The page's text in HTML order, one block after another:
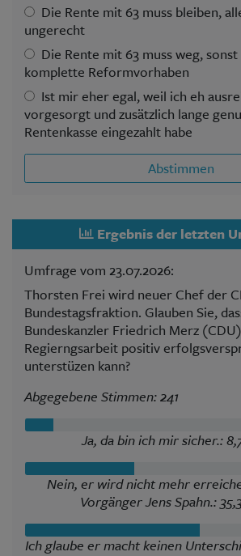
Die Rente mit 63 muss bleiben,
ungerecht
Die Rente mit 63 muss weg,
komplette Reformvorhaben
Ist mir eher egal, weil ich eh
vorgesorgt und zusätzlich lange
Rentenkasse eingezahlt habe
Abstimmen
Ergebnis der letzten
Umfrage vom 23.07.2026:
Thorsten Frei wird neuer Chef der
Bundestagsfraktion. Glauben Sie,
Bundeskanzler Friedrich Merz
Regierngsarbeit positiv
unterstüzen kann?
Abgegebene Stimmen: 241
Ja, da bin ich mir sicher.:
Nein, er wird nicht mehr
Vorgänger Jens Spahn.:
Ich glaube er macht keinen